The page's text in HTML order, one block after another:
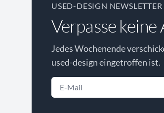
USED-DESIGN NEWSLETTER
Verpasse
Jedes Wochenende
used-design eingetroffen ist.